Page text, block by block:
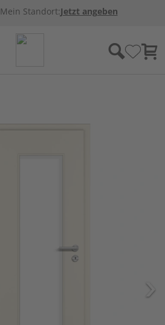
Mein Standort:Jetzt angeben